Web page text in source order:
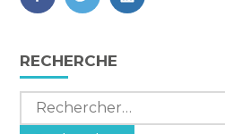
FaceBook
TwitterLinkedIn
Blog
sidebar
RECHERCHE
Rechercher :